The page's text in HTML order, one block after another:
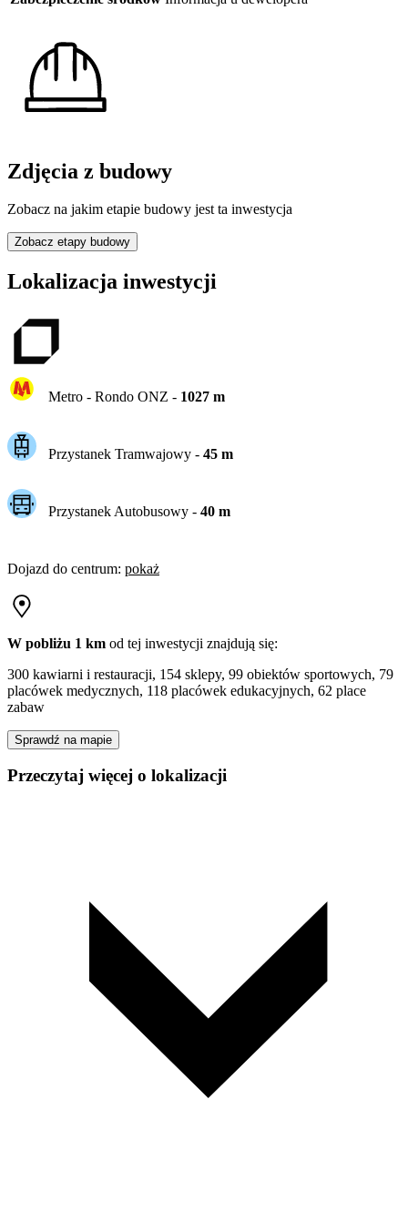
Zdjęcia z budowy
Zobacz na jakim etapie budowy jest ta inwestycja
Zobacz etapy budowy
Lokalizacja inwestycji
Metro - Rondo ONZ - 1027m
Przystanek Tramwajowy - 45m
Przystanek Autobusowy - 40m
Dojazd do centrum: pokaż
W pobliżu 1 km od tej inwestycji znajdują się:
300 kawiarni i restauracji, 154 sklepy, 99 obiektów sportowych, 79
placówek medycznych, 118 placówek edukacyjnych, 62 place
zabaw
Sprawdź na mapie
Przeczytaj więcej o lokalizacji